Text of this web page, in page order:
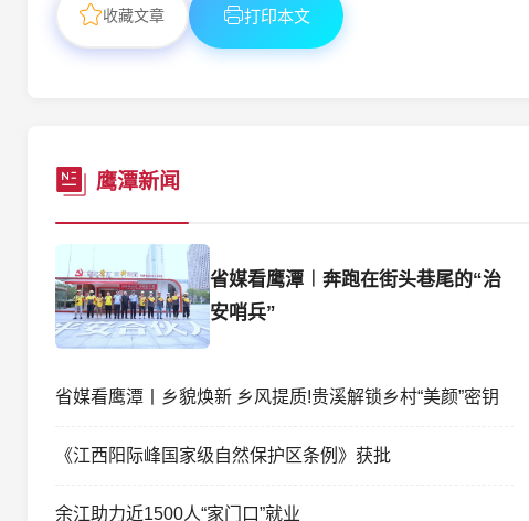
收藏文章 打印本文
鹰潭新闻
省媒看鹰潭︱奔跑在街头巷尾的“治
安哨兵”
省媒看鹰潭丨乡貌焕新 乡风提质!贵溪解锁乡村“美颜”密钥
《江西阳际峰国家级自然保护区条例》获批
余江助力近1500人“家门口”就业